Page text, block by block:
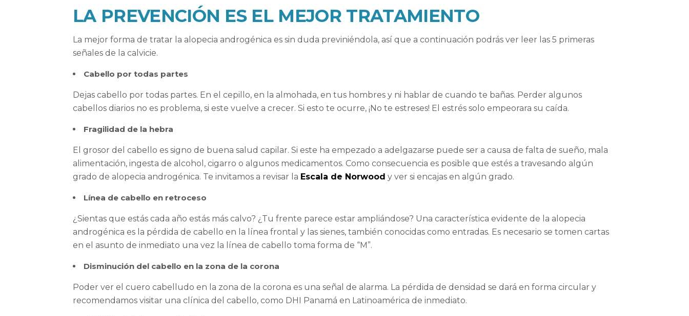
LA PREVENCIÓN ES EL MEJOR TRATAMIENTO
La mejor forma de tratar la alopecia androgénica es sin duda previniéndola, así que a continuación podrás ver leer las 5 primeras
señales de la calvicie.
Cabello por todas partes
Dejas cabello por todas partes. En el cepillo, en la almohada, en tus hombres y ni hablar de cuando te bañas. Perder algunos
cabellos diarios no es problema, si este vuelve a crecer. Si esto te ocurre, ¡No te estreses! El estrés solo empeorara su caída.
Fragilidad de la hebra
El grosor del cabello es signo de buena salud capilar. Si este ha empezado a adelgazarse puede ser a causa de falta de sueño, mala
alimentación, ingesta de alcohol, cigarro o algunos medicamentos. Como consecuencia es posible que estés a travesando algún
grado de alopecia androgénica. Te invitamos a revisar la Escala de Norwood y ver si encajas en algún grado.
Línea de cabello en retroceso
¿Sientas que estás cada año estás más calvo? ¿Tu frente parece estar ampliándose? Una característica evidente de la alopecia
androgénica es la pérdida de cabello en la línea frontal y las sienes, también conocidas como entradas. Es necesario se tomen cartas
en el asunto de inmediato una vez la línea de cabello toma forma de “M”.
Disminución del cabello en la zona de la corona
Poder ver el cuero cabelludo en la zona de la corona es una señal de alarma. La pérdida de densidad se dará en forma circular y
recomendamos visitar una clínica del cabello, como DHI Panamá en Latinoamérica de inmediato.